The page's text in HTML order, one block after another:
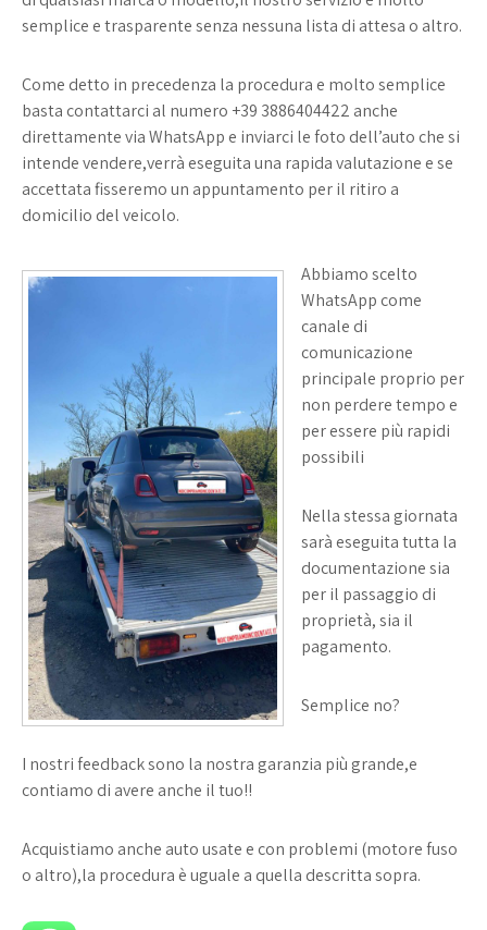
semplice e trasparente senza nessuna lista di attesa o altro.
Come detto in precedenza la procedura e molto semplice
basta contattarci al numero +39 3886404422 anche
direttamente via WhatsApp e inviarci le foto dell’auto che si
intende vendere,verrà eseguita una rapida valutazione e se
accettata fisseremo un appuntamento per il ritiro a
domicilio del veicolo.
Abbiamo scelto
WhatsApp come
canale di
comunicazione
principale proprio per
non perdere tempo e
per essere più rapidi
possibili
Nella stessa giornata
sarà eseguita tutta la
documentazione sia
per il passaggio di
proprietà, sia il
pagamento.
Semplice no?
I nostri feedback sono la nostra garanzia più grande,e
contiamo di avere anche il tuo!!
Acquistiamo anche auto usate e con problemi (motore fuso
o altro),la procedura è uguale a quella descritta sopra.